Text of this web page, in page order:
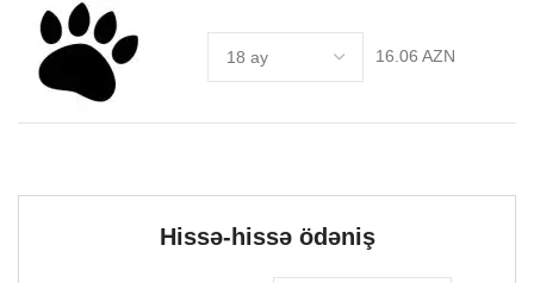
16.06 AZN
Hissə-hissə ödəniş